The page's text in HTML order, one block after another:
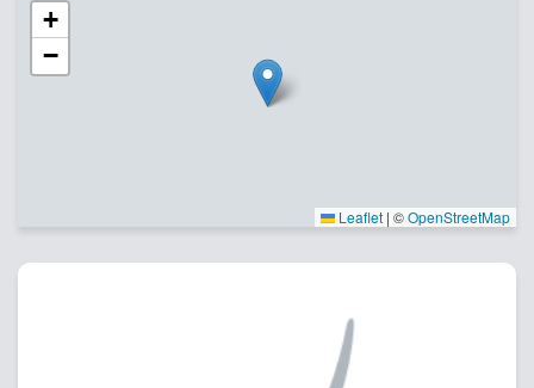
+
−
Leaflet | ©OpenStreetMap